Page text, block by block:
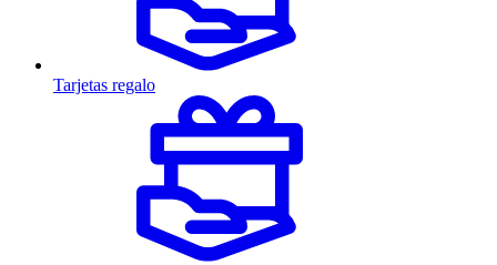
Tarjetas regalo